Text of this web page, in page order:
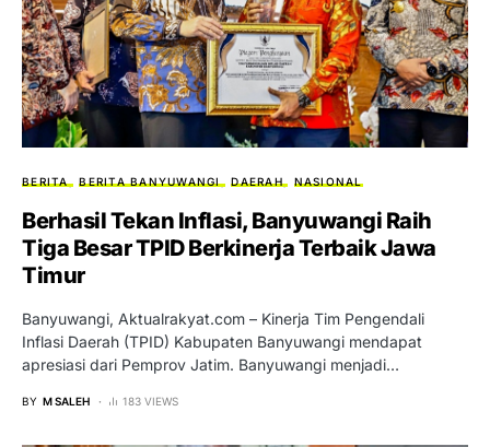
BERITA BERITA BANYUWANGI DAERAH NASIONAL
Berhasil Tekan Inflasi, Banyuwangi Raih
Tiga Besar TPID Berkinerja Terbaik Jawa
Timur
Banyuwangi, Aktualrakyat.com – Kinerja Tim Pengendali
Inflasi Daerah (TPID) Kabupaten Banyuwangi mendapat
apresiasi dari Pemprov Jatim. Banyuwangi menjadi…
BY M SALEH 183 VIEWS